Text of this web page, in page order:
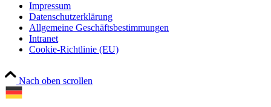
Impressum
Datenschutzerklärung
Allgemeine Geschäftsbestimmungen
Intranet
Cookie-Richtlinie (EU)
Nach oben scrollen